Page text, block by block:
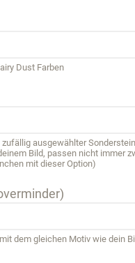
Dust Farben
ausgewählter
Bild, passen nicht immer
mit dieser Option)
dem gleichen Motiv wie dein